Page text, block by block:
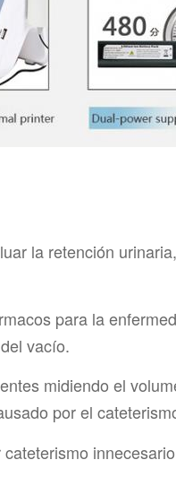
la retención
para la
vacío.
midiendo el
por el